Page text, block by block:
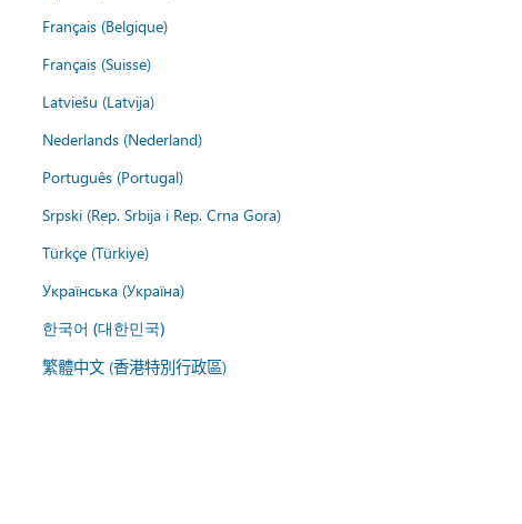
Français (Belgique)
Français (Suisse)
Latviešu (Latvija)
Nederlands (Nederland)
Português (Portugal)
Srpski (Rep. Srbija i Rep. Crna Gora)
Türkçe (Türkiye)
Українська (Україна)
한국어 (대한민국)
繁體中文 (香港特別行政區)